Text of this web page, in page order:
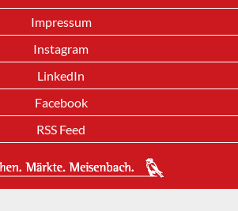
Impressum
Instagram
LinkedIn
Facebook
RSS Feed